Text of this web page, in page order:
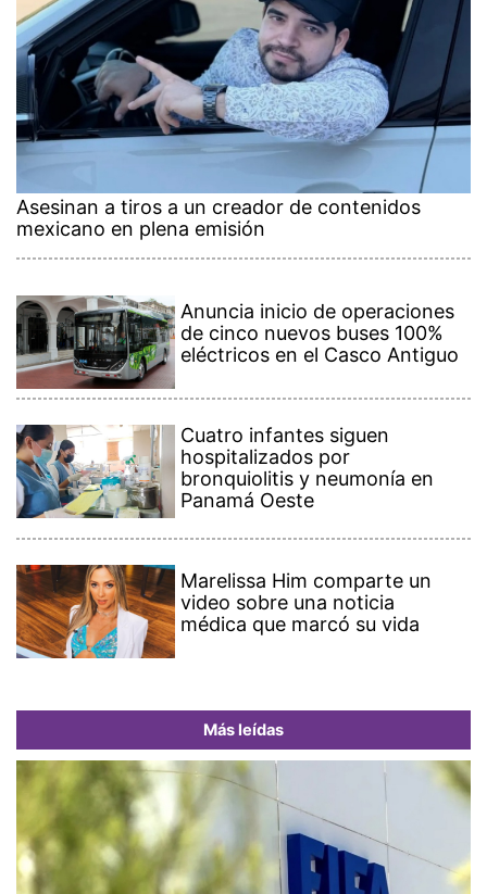
Asesinan a tiros a un creador de contenidos
mexicano en plena emisión
Anuncia inicio de operaciones
de cinco nuevos buses 100%
eléctricos en el Casco Antiguo
Cuatro infantes siguen
hospitalizados por
bronquiolitis y neumonía en
Panamá Oeste
Marelissa Him comparte un
video sobre una noticia
médica que marcó su vida
Más leídas